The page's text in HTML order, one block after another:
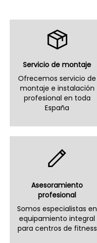
Servicio de montaje
Ofrecemos servicio de
montaje e instalación
profesional en toda
España
Asesoramiento
profesional
Somos especialistas en
equipamiento integral
para centros de fitness